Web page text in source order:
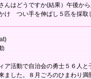
んはどうですか(結果）午後か
け つい手を伸ばし５匹を採取
ア活動で自治会の勇士５６人
ました。８月ごろのひまわり